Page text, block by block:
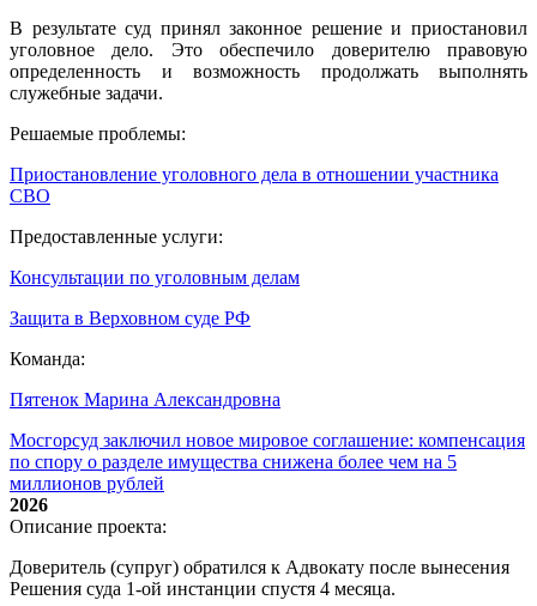
В результате суд принял законное решение и приостановил
уголовное дело. Это обеспечило доверителю правовую
определенность и возможность продолжать выполнять
служебные задачи.
Решаемые проблемы:
Приостановление уголовного дела в отношении участника
СВО
Предоставленные услуги:
Консультации по уголовным делам
Защита в Верховном суде РФ
Команда:
Пятенок Марина Александровна
Мосгорсуд заключил новое мировое соглашение: компенсация
по спору о разделе имущества снижена более чем на 5
миллионов рублей
2026
Описание проекта:
Доверитель (супруг) обратился к Адвокату после вынесения
Решения суда 1-ой инстанции спустя 4 месяца.